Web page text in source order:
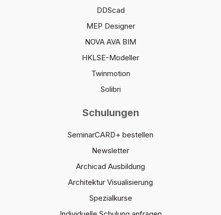
DDScad
MEP Designer
NOVA AVA BIM
HKLSE-Modeller
Twinmotion
Solibri
Schulungen
SeminarCARD+ bestellen
Newsletter
Archicad Ausbildung
Architektur Visualisierung
Spezialkurse